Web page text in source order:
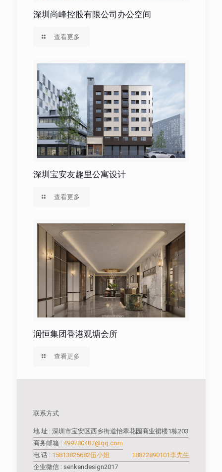
深圳尚峰控股有限公司办公空间
查看更多
深圳宝安友趣里公寓设计
查看更多
润恒集团香港观塘会所
查看更多
联系方式
地 址 : 深圳市宝安区西乡街道怡翠花园商业裙楼1栋203
商务邮箱 : 499780487@qq.com
电 话 : 15813825682伍小姐
18822890101李先生
企业微信 : senkendesign2017